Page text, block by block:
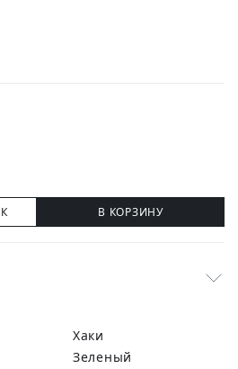
В КОРЗИНУ
Хаки
зеленый